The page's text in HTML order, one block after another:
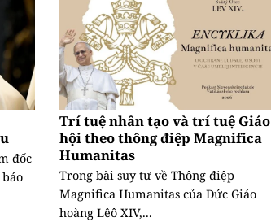
đốc
Trí tuệ nhân tạo và trí tuệ Giáo
hội theo thông điệp Magnifica
Humanitas
Trong bài suy tư về Thông điệp
Magnifica Humanitas của Đức Giáo
hoàng Lêô XIV,...